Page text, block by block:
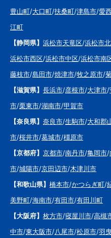
豊山町/大口町/扶桑町/津島市/愛
江町
【静岡県】 浜松市天竜区/浜松市
浜松市西区/浜松市中区/浜松市南
藤枝市/島田市/焼津市/牧之原市/
【滋賀県】 長浜市/彦根市/大津市/
市/栗東市/湖南市/甲賀市
【奈良県】 奈良市/生駒市/大和郡
市/桜井市/葛城市/橿原市
【京都府】 京都市/南丹市/亀岡市/
市/城陽市/京田辺市/木津川市
【和歌山県】 橋本市/かつらぎ町/
美野町/海南市/有田市/有田川町
【大阪府】 枚方市/寝屋川市/高槻
中市/東大阪市/八尾市/松原市/羽